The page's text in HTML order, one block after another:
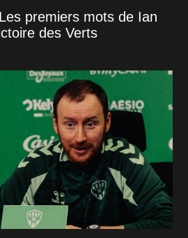
premiers mots de Ian
des Verts